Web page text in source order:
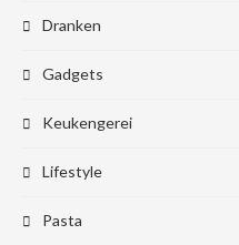
Dranken
Gadgets
Keukengerei
Lifestyle
Pasta